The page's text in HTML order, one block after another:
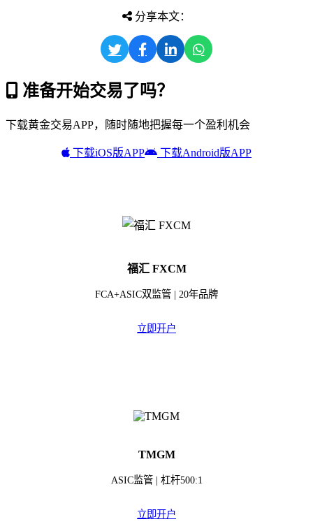
分享本文：
准备开始交易了吗？
下载黄金交易APP，随时随地把握每一个盈利机会
下载iOS版APP 下载Android版APP
福汇 FXCM
FCA+ASIC双监管 | 20年品牌
立即开户
TMGM
ASIC监管 | 杠杆500:1
立即开户